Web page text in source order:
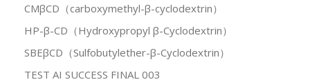
CMβCD（carboxymethyl-β-cyclodextrin）
HP-β-CD（Hydroxypropyl β-Cyclodextrin）
SBEβCD（Sulfobutylether-β-Cyclodextrin）
TEST AI SUCCESS FINAL 003